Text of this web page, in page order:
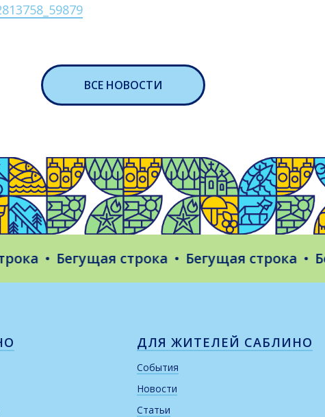
ВСЕ НОВОСТИ
Бегущая строка Бегущая строка
ДЛЯ ЖИТЕЛЕЙ САБЛИНО
События
Новости
Статьи